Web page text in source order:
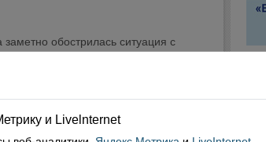
обострилась ситуация с
Возникшие перебои с водой
инстанции, в том числе и в
беседует с начальником
теплосеть» Алексеем
и Livelnternet